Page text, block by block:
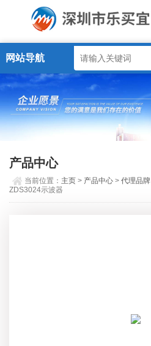
网站导航
产品中心
当前位置： 主页 > 产品中心 >代理品牌
ZDS3024示波器